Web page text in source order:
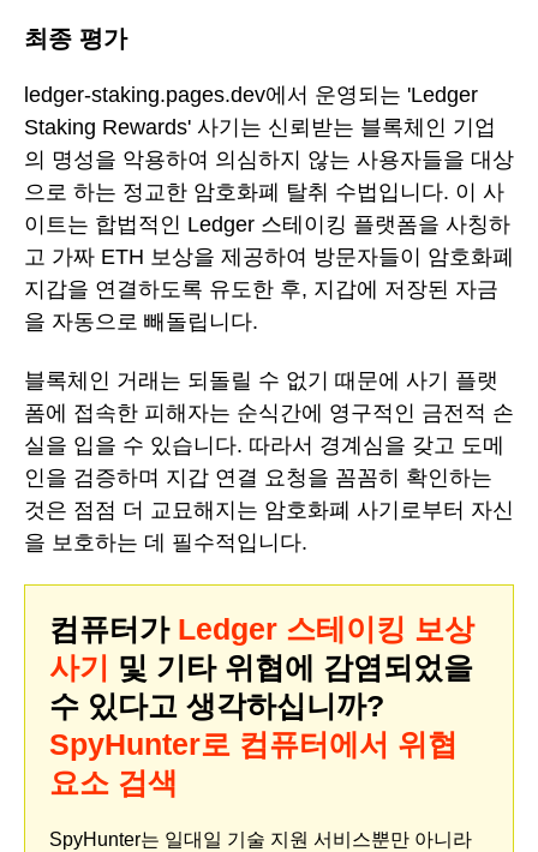
최종 평가
ledger-staking.pages.dev에서 운영되는 'Ledger
Staking Rewards' 사기는 신뢰받는 블록체인 기업
의 명성을 악용하여 의심하지 않는 사용자들을 대상
으로 하는 정교한 암호화폐 탈취 수법입니다. 이 사
이트는 합법적인 Ledger 스테이킹 플랫폼을 사칭하
고 가짜 ETH 보상을 제공하여 방문자들이 암호화폐
지갑을 연결하도록 유도한 후, 지갑에 저장된 자금
을 자동으로 빼돌립니다.
블록체인 거래는 되돌릴 수 없기 때문에 사기 플랫
폼에 접속한 피해자는 순식간에 영구적인 금전적 손
실을 입을 수 있습니다. 따라서 경계심을 갖고 도메
인을 검증하며 지갑 연결 요청을 꼼꼼히 확인하는
것은 점점 더 교묘해지는 암호화폐 사기로부터 자신
을 보호하는 데 필수적입니다.
컴퓨터가 Ledger 스테이킹 보상
사기
및 기타 위협에 감염되었을
수 있다고 생각하십니까?
SpyHunter로 컴퓨터에서 위협
요소 검색
SpyHunter는 일대일 기술 지원 서비스뿐만 아니라